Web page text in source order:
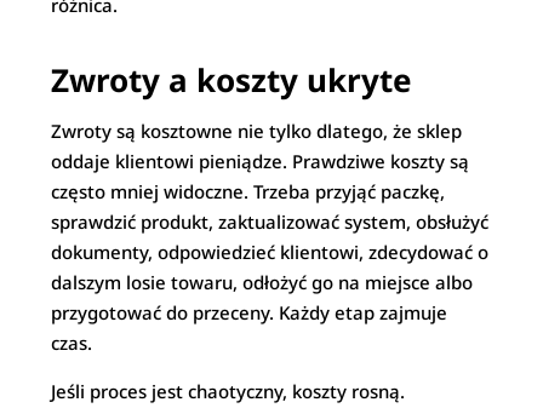
różnica.
Zwroty a koszty ukryte
Zwroty są kosztowne nie tylko dlatego, że sklep
oddaje klientowi pieniądze. Prawdziwe koszty są
często mniej widoczne. Trzeba przyjąć paczkę,
sprawdzić produkt, zaktualizować system, obsłużyć
dokumenty, odpowiedzieć klientowi, zdecydować o
dalszym losie towaru, odłożyć go na miejsce albo
przygotować do przeceny. Każdy etap zajmuje
czas.
Jeśli proces jest chaotyczny, koszty rosną.